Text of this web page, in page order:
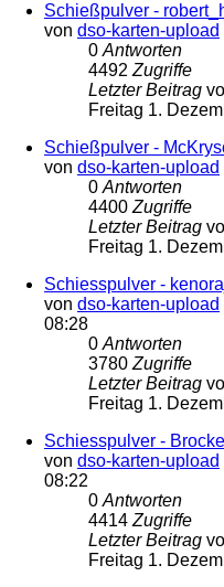
Schießpulver -
von dso-karten-upload
0Antworten
4492Zugriffe
Letzter Beitrag
Freitag 1.
Schießpulver -
von dso-karten-upload
0Antworten
4400Zugriffe
Letzter Beitrag
Freitag 1.
Schiesspulver -
von dso-karten-upload
08:28
0Antworten
3780Zugriffe
Letzter Beitrag
Freitag 1.
Schiesspulver -
von dso-karten-upload
08:22
0Antworten
4414Zugriffe
Letzter Beitrag
Freitag 1.